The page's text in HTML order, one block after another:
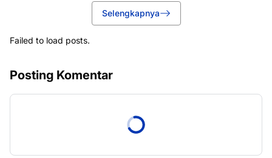
Selengkapnya
Failed to load posts.
Posting Komentar